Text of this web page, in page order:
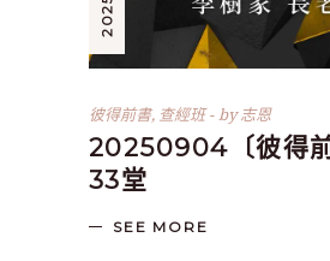
彼得前書, 查經班 by志恩
20250904〔彼得
33堂
SEE MORE